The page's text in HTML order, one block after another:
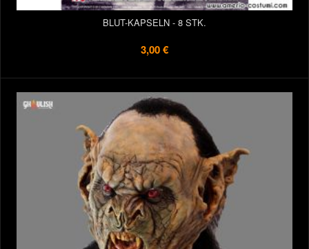
BLUT-KAPSELN - 8 STK.
3,00 €